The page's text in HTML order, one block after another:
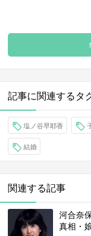
記事に関連するタ
塩ノ谷早耶香
結婚
関連する記事
河合奈
真相・